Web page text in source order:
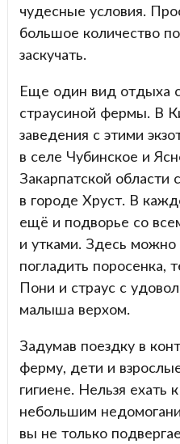
чудесные условия.
большое количество
заскучать.
Еще один вид отдыха
страусиной фермы. В
заведения с этими
в селе Чубинское и
Закарпатской области
в городе Хруст. В
ещё и подворье со
и утками. Здесь можно
погладить поросенка,
Пони и страус с
малыша верхом.
Задумав поездку в
ферму, дети и
гигиене. Нельзя
небольшим
вы не только